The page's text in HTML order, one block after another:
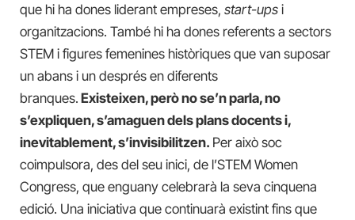
que hi ha dones liderant empreses, start-ups i
organitzacions. També hi ha dones referents a sectors
STEM i figures femenines històriques que van suposar
un abans i un després en diferents
branques. Existeixen, però no se’n parla, no
s’expliquen, s’amaguen dels plans docents i,
inevitablement, s’invisibilitzen. Per això soc
coimpulsora, des del seu inici, de l’STEM Women
Congress, que enguany celebrarà la seva cinquena
edició. Una iniciativa que continuarà existint fins que